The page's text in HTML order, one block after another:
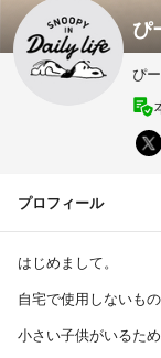
ぴ
ぴ
プロフィール
はじめまして。
自宅で使用しないも
小さい子供がいるた